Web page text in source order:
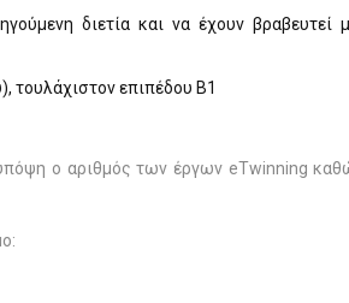
διετία και να έχουν βραβευτεί
τουλάχιστον επιπέδου Β1
ο αριθμός των έργων eTwinning